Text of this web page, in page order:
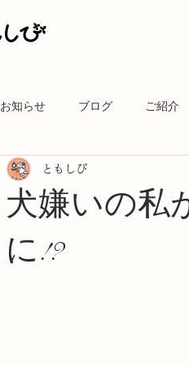
お知らせ ブログ ご紹介
犬嫌いの私
に!?
ともしび